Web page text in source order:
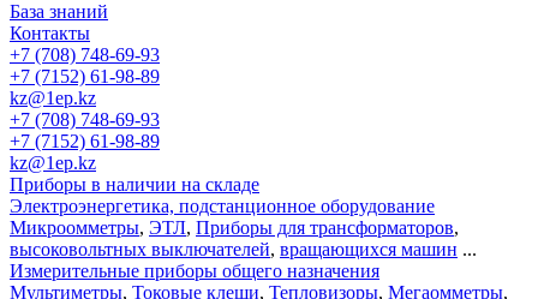
База знаний
Контакты
+7 (708) 748-69-93
+7 (7152) 61-98-89
kz@1ep.kz
+7 (708) 748-69-93
+7 (7152) 61-98-89
kz@1ep.kz
Приборы в наличии на складе
Электроэнергетика, подстанционное оборудование
Микроомметры, ЭТЛ, Приборы для трансформаторов,
высоковольтных выключателей, вращающихся машин ...
Измерительные приборы общего назначения
Мультиметры, Токовые клещи, Тепловизоры, Мегаомметры,